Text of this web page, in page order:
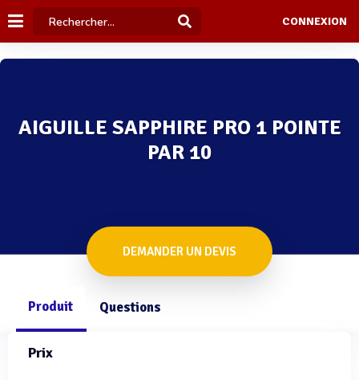
CONNEXION
AIGUILLE SAPPHIRE PRO 1 POINTE
PAR 10
DEMANDER UN DEVIS
Produit Questions
Prix